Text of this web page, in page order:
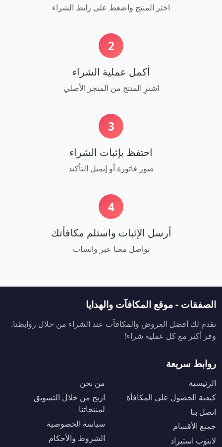
اختر المنتج واضغط على رابط الشراء
2
أكمل عملية الشراء
اشترِ المنتج من المتجر الأصلي
3
احتفظ بإثبات الشراء
صور فاتورة أو إيميل التأكيد
4
أرسل الإثبات واستلم مكافأتك
تواصل معنا عبر واتساب
الصفقات - موقع المكافآت والهدايا
نقدم لك أفضل العروض والمكافآت عند الشراء من خلال روابطنا.
وفر أكثر مع كل عملية شراء!
روابط سريعة
الرئيسية
كيفية الحصول على المكافأة
اتصل بنا
جميع الأقسام
لابتوب استيراد
من نحن
اربح من خلال التسويق
لمنتجاتنا
سياسة الخصوصية
الشروط والأحكام